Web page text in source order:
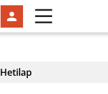
Hetilap